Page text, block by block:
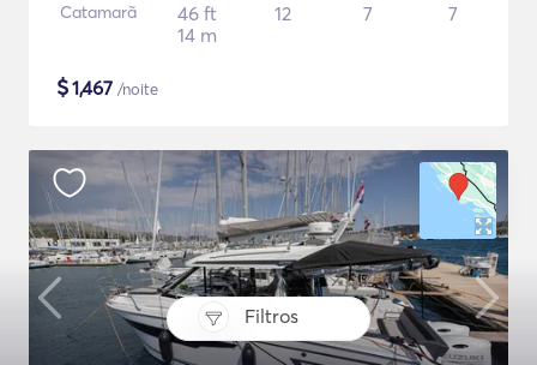
Filtros
Catamarã
46 ft
14 m
12 7 7
$1,467 /noite